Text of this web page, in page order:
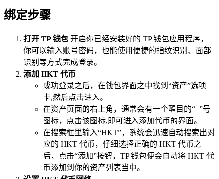
绑定步骤
打开 TP 钱包 开启你已经安装好的 TP 钱包应用程序，
你可以输入账号密码，也能使用便捷的指纹识别、面部
识别等方式完成登录。
添加 HKT 代币
成功登录之后，在钱包界面之中找到“资产”选项
卡,然后点击进入。
在资产页面的右上角，通常会有一个醒目的“+”号
图标，点击该图标,即可进入添加代币的界面。
在搜索框里输入“HKT”，系统会迅速自动搜索出对
应的 HKT 代币，仔细选择正确的 HKT 代币之
后，点击“添加”按钮，TP 钱包便会自动将 HKT 代
币添加到你的资产列表当中。